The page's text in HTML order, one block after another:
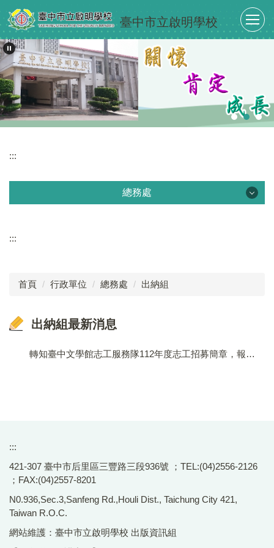
跳
到
主
要
內
容
區
臺中市立啟明學校
:::
總務處
工作執掌
法令規章
無障礙設施推動委員會
節約能源推動小組
校園安全警示區域平面圖
:::
首頁 行政單位 總務處 出納組
出納組最新消息
轉知臺中文學館志工服務隊112年度志工招募簡章，報名自即日起至112年9月25日(一)止，歡迎有興趣的民眾踴躍參加。
:::
421-307 臺中市后里區三豐路三段936號 ；TEL:(04)2556-2126
；FAX:(04)2557-8201
N0.936,Sec.3,Sanfeng Rd.,Houli Dist., Taichung City 421,
Taiwan R.O.C.
網站維護：臺中市立啟明學校 出版資訊組